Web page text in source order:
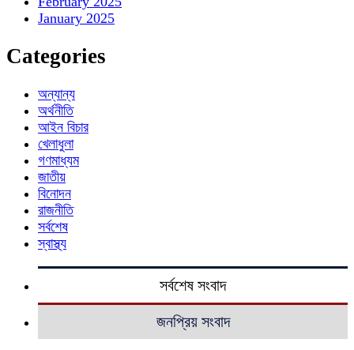
January 2025
Categories
অন্যান্য
অর্থনীতি
আইন বিচার
খেলাধুলা
গণমাধ্যম
জাতীয়
বিনোদন
রাজনীতি
সর্বশেষ
স্বাস্থ্য
সর্বশেষ সংবাদ
জনপ্রিয় সংবাদ